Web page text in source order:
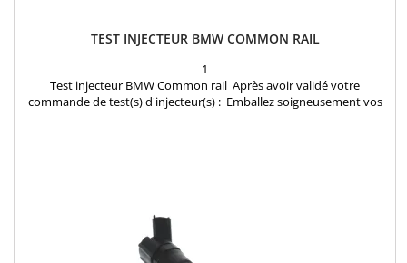
TEST INJECTEUR BMW COMMON RAIL
1
Test injecteur BMW Common rail Après avoir validé votre
commande de test(s) d'injecteur(s) : Emballez soigneusement vos
Dés réception de votre colis, Vos injecteurs sont...